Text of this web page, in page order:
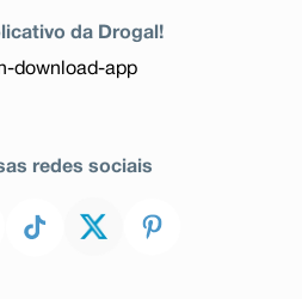
da Drogal!
redes sociais